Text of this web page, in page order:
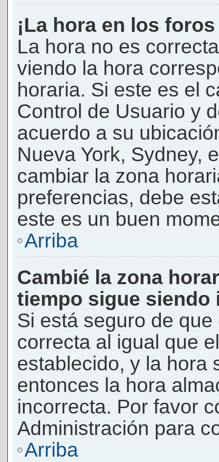
¡La hora en los
La hora no es
viendo la hora
horaria. Si este es el
Control de Usuario y
acuerdo a su
Nueva York, Sydney,
cambiar la zona
preferencias, debe
este es un buen
Arriba
Cambié la zona
tiempo sigue siendo
Si está seguro de
correcta al igual que
establecido, y la hora
entonces la hora
incorrecta. Por favor
Administración para
Arriba